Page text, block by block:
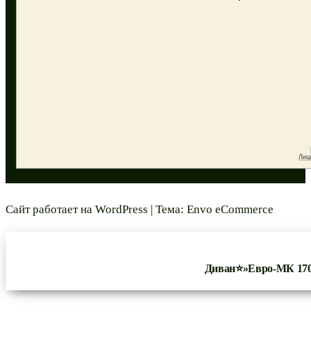
Сайт работает на WordPress | Тема: Envo eCommerce
Диван⭐»Евро-МК